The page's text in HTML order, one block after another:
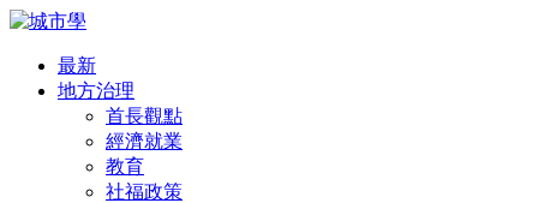
最新
地方治理
首長觀點
經濟就業
教育
社福政策